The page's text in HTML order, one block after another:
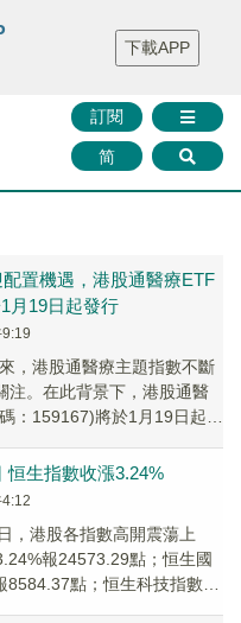
財華證券 媒體矩陣
智庫沙龍
聯絡我們
訂閱
简
下載APP
置機遇，港股通醫療ETF
月19日起發行
，港股通醫療主題指數不斷
注。在此背景下，港股通醫
：159167)將於1月19日起正
恒生指數收漲3.24%
，港股各指數高開震蕩上
報24573.29點；恒生國
點；恒生科技指數收